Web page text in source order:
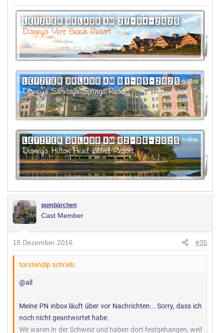
pumbärchen
Cast Member
18 Dezember 2016 #35
torstendlp schrieb:
@all
Meine PN inbox läuft über vor Nachrichten... Sorry, dass ich
noch nicht geantwortet habe.
Wir waren in der Schweiz und haben dort festgehangen, weil